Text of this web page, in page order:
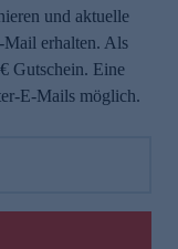
und aktuelle
Mail erhalten. Als
Gutschein. Eine
E-Mails möglich.